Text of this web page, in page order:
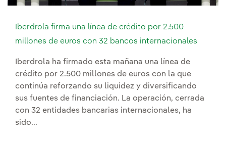
Iberdrola firma una línea de crédito por 2.500
millones de euros con 32 bancos internacionales
Iberdrola ha firmado esta mañana una línea de
crédito por 2.500 millones de euros con la que
continúa reforzando su liquidez y diversificando
sus fuentes de financiación. La operación, cerrada
con 32 entidades bancarias internacionales, ha
sido...